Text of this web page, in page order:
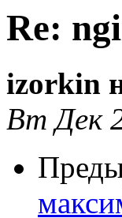
Re:
izorkin
Вт Дек